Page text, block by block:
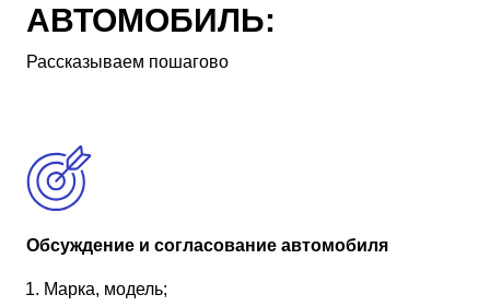
АВТОМОБИЛЬ:
Рассказываем пошагово
Обсуждение и согласование автомобиля
Марка, модель;